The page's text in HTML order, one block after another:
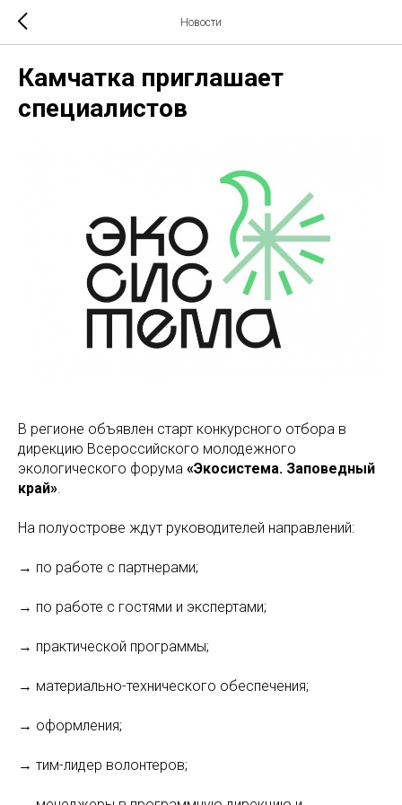
Новости
Камчатка приглашает
специалистов
В регионе объявлен старт конкурсного отбора в
дирекцию Всероссийского молодежного
экологического форума «Экосистема. Заповедный
край».
На полуострове ждут руководителей направлений:
→ по работе с партнерами;
→ по работе с гостями и экспертами;
→ практической программы;
→ материально-технического обеспечения;
→ оформления;
→ тим-лидер волонтеров;